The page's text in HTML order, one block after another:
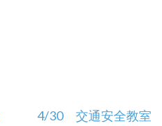
4/30 交通安全教室